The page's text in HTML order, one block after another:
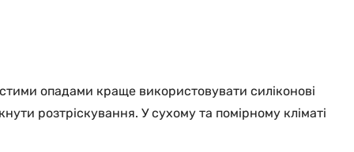
опадами краще використовувати силіконові
розтріскування. У сухому та помірному кліматі